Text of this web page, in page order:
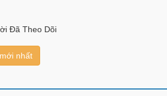
Đã Theo Dõi
nhất